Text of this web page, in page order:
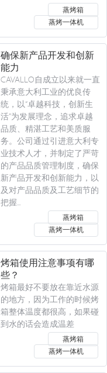
蒸烤箱
蒸烤一体机
确保新产品开发和创新
能力
CAVALLO自成立以来就一直
秉承意大利工业的优良传
统，以“卓越科技，创新生
活”为发展理念，追求卓越
品质、精湛工艺和美质服
务。公司通过引进意大利专
业技术人才，并制定了严苛
的产品品质管理制度，确保
新产品开发和创新能力，以
及对产品品质及工艺细节的
把握...
蒸烤箱
蒸烤一体机
烤箱使用注意事项有哪
些？
烤箱最好不要放在靠近水源
的地方，因为工作的时候烤
箱整体温度都很高，如果碰
到水的话会造成温差
蒸烤箱
蒸烤一体机